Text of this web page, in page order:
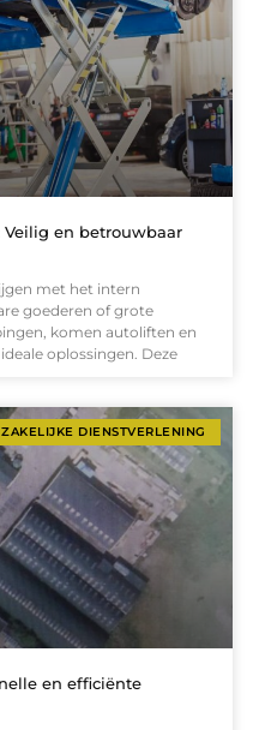
en betrouwbaar
met het intern
goederen of grote
komen autoliften en
oplossingen. Deze
ZAKELIJKE DIENSTVERLENING
en efficiënte